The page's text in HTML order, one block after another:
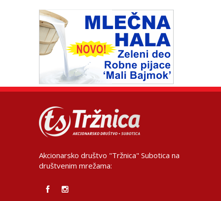
Akcionarsko društvo "Tržnica" Subotica na
društvenim mrežama: